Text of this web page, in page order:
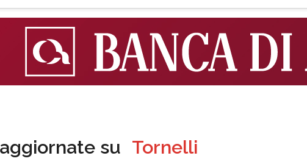
su Tornelli